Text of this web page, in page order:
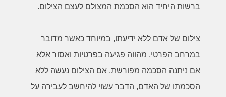
ברשות היחיד הוא הסכמת המצולם לעצם הצילום.
צילום של אדם ללא ידיעתו, במיוחד כאשר מדובר
במרחב הפרטי, מהווה פגיעה בפרטיות ואסור אלא
אם ניתנה הסכמה מפורשת. אם הצילום נעשה ללא
הסכמתו של האדם, הדבר עשוי להיחשב לעבירה על